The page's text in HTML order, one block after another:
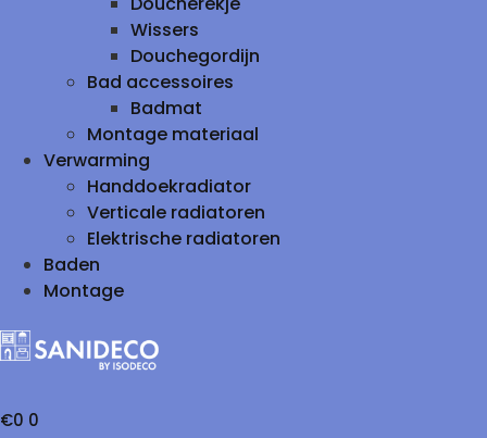
Wissers
Douchegordijn
Bad accessoires
Badmat
Montage materiaal
Verwarming
Handdoekradiator
Verticale radiatoren
Elektrische radiatoren
Baden
Montage
€0 0